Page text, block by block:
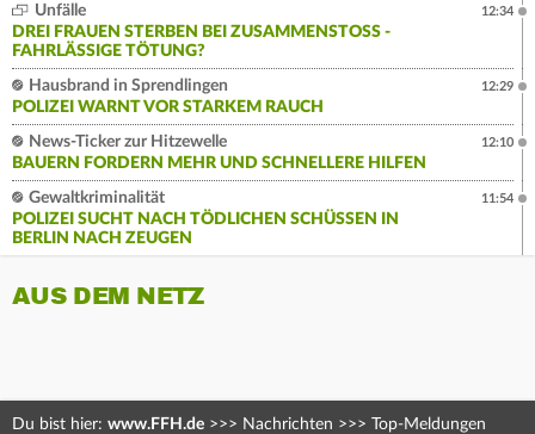
Unfälle
DREI FRAUEN STERBEN BEI ZUSAMMENSTOSS - F
AHRLÄSSIGE TÖTUNG?
12:34
Hausbrand in Sprendlingen
POLIZEI WARNT VOR STARKEM RAUCH
12:29
News-Ticker zur Hitzewelle
BAUERN FORDERN MEHR UND SCHNELLERE HILFEN
12:10
Gewaltkriminalität
POLIZEI SUCHT NACH TÖDLICHEN SCHÜSSEN IN
BERLIN NACH ZEUGEN
11:54
AUS DEM NETZ
Du bist hier: www.FFH.de >>> Nachrichten >>> Top-Meldungen